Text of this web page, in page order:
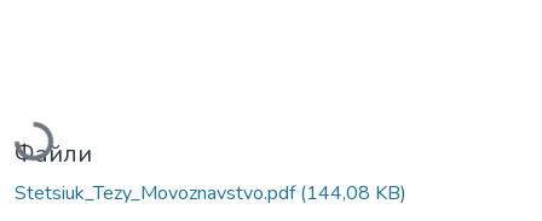
Вантажиться...
Файли
Stetsiuk_Tezy_Movoznavstvo.pdf(144,08 KB)